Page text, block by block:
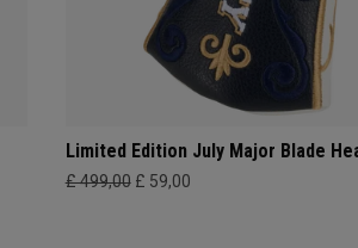
Limited Edition July Major Blade
£ 499,00 £ 59,00